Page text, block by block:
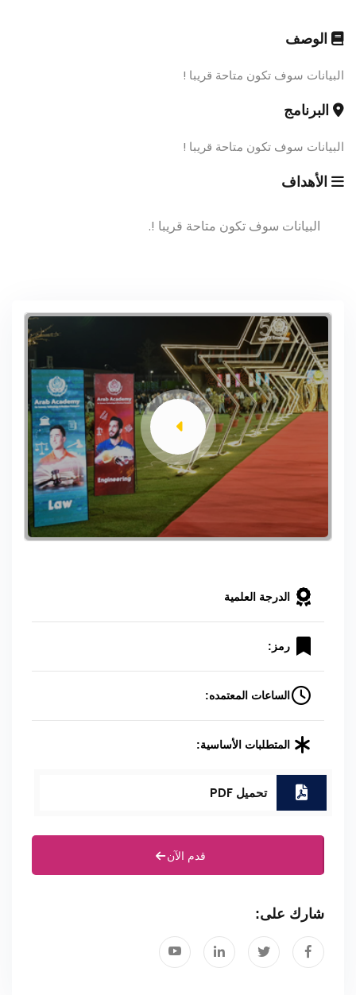
الوصف
البيانات سوف تكون متاحة قريبا !
البرنامج
البيانات سوف تكون متاحة قريبا !
الأهداف
البيانات سوف تكون متاحة قريبا !.
الدرجة العلمية
رمز:
الساعات المعتمده:
المتطلبات الأساسية:
تحميل PDF
قدم الآن
شارك على: